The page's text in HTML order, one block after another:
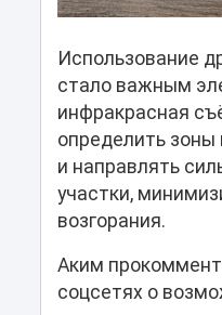
Использование
стало важным
инфракрасная
определить
и направлять
участки,
возгорания.
Аким
соцсетях о